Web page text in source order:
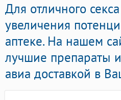
Для отличного
увеличения
аптеке. На нашем
лучшие препараты
авиа доставкой в